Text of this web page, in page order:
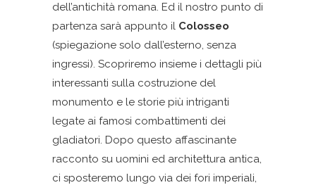
dell’antichità romana. Ed il nostro punto di
partenza sarà appunto il Colosseo
(spiegazione solo dall’esterno, senza
ingressi). Scopriremo insieme i dettagli più
interessanti sulla costruzione del
monumento e le storie più intriganti
legate ai famosi combattimenti dei
gladiatori. Dopo questo affascinante
racconto su uomini ed architettura antica,
ci sposteremo lungo via dei fori imperiali,